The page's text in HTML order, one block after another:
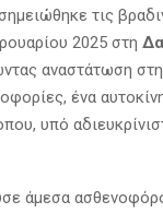
τις
2025 στη
αναστάτωση
ένα
υπό
άμεσα